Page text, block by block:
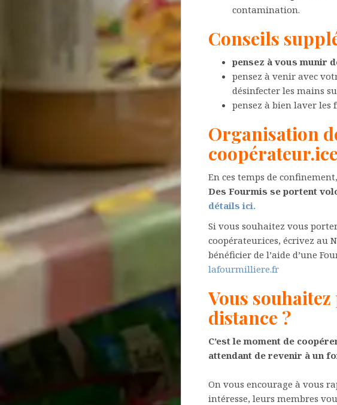
contamination.
Conseils
pensez à vous munir
pensez à venir avec
désinfecter les mains
pensez à bien laver
Organisation
En ces temps de
Des Fourmis se portent
détails ici.
Si vous souhaitez vous
coopérateur.ices, écrivez au
bénéficier de l’aide d’une
lafourmilliere.fr
Vous
distance ?
C’est le moment de
attendant de revenir à un
On vous encourage à vous
intéresse, leurs membres